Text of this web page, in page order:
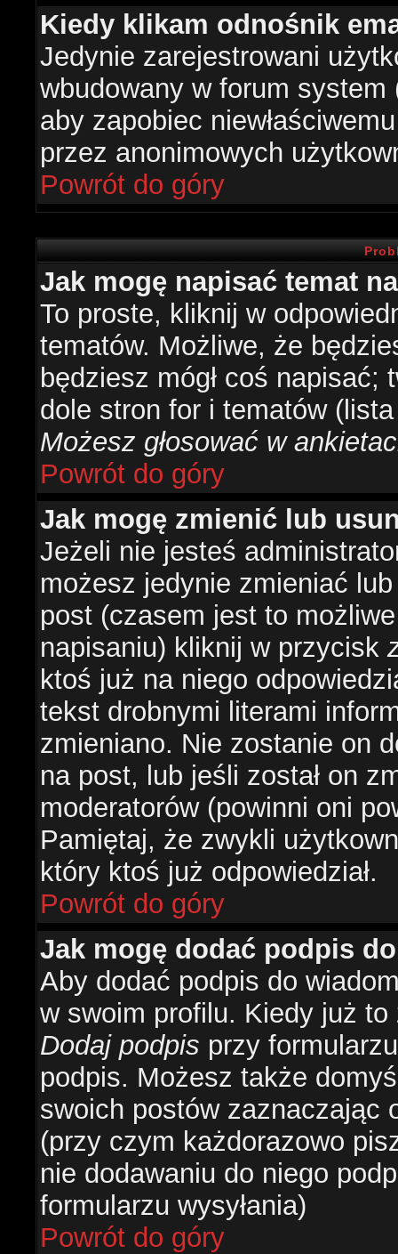
Kiedy klikam odnośnik
Jedynie zarejestrowani
wbudowany w forum system
aby zapobiec
przez anonimowych
Powrót do góry
Jak mogę napisać temat
To proste, kliknij w
tematów. Możliwe, że
będziesz mógł coś
dole stron for i tematów
Możesz głosować w
Powrót do góry
Jak mogę zmienić lub
Jeżeli nie jesteś
możesz jedynie zmieniać
post (czasem jest to
napisaniu) kliknij w przycisk
ktoś już na niego
tekst drobnymi literami
zmieniano. Nie zostanie on
na post, lub jeśli został on
moderatorów (powinni oni
Pamiętaj, że zwykli
który ktoś już odpowiedział.
Powrót do góry
Jak mogę dodać podpis
Aby dodać podpis do
w swoim profilu. Kiedy już
Dodaj podpis przy
podpis. Możesz także
swoich postów zaznaczając
(przy czym każdorazowo
nie dodawaniu do niego
formularzu wysyłania)
Powrót do góry